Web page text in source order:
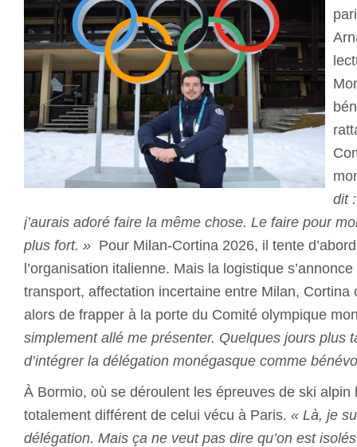
dit
j’aurais adoré faire la même chose. Le faire pour
plus fort. » Pour Milan-Cortina 2026, il tente
l’organisation italienne. Mais la logistique
transport, affectation incertaine entre Milan, Cortina
alors de frapper à la porte du Comité olympique
simplement allé me présenter. Quelques jours plus
d’intégrer la délégation monégasque comme
À Bormio, où se déroulent les épreuves de ski alpin
totalement différent de celui vécu à Paris. « Là, je
délégation. Mais ça ne veut pas dire qu’on est